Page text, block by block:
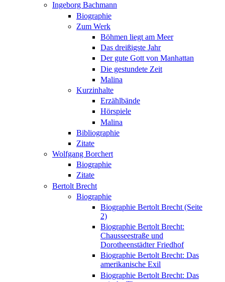
Ingeborg Bachmann
Biographie
Zum Werk
Böhmen liegt am Meer
Das dreißigste Jahr
Der gute Gott von Manhattan
Die gestundete Zeit
Malina
Kurzinhalte
Erzählbände
Hörspiele
Malina
Bibliographie
Zitate
Wolfgang Borchert
Biographie
Zitate
Bertolt Brecht
Biographie
Biographie Bertolt Brecht (Seite
2)
Biographie Bertolt Brecht:
Chausseestraße und
Dorotheenstädter Friedhof
Biographie Bertolt Brecht: Das
amerikanische Exil
Biographie Bertolt Brecht: Das